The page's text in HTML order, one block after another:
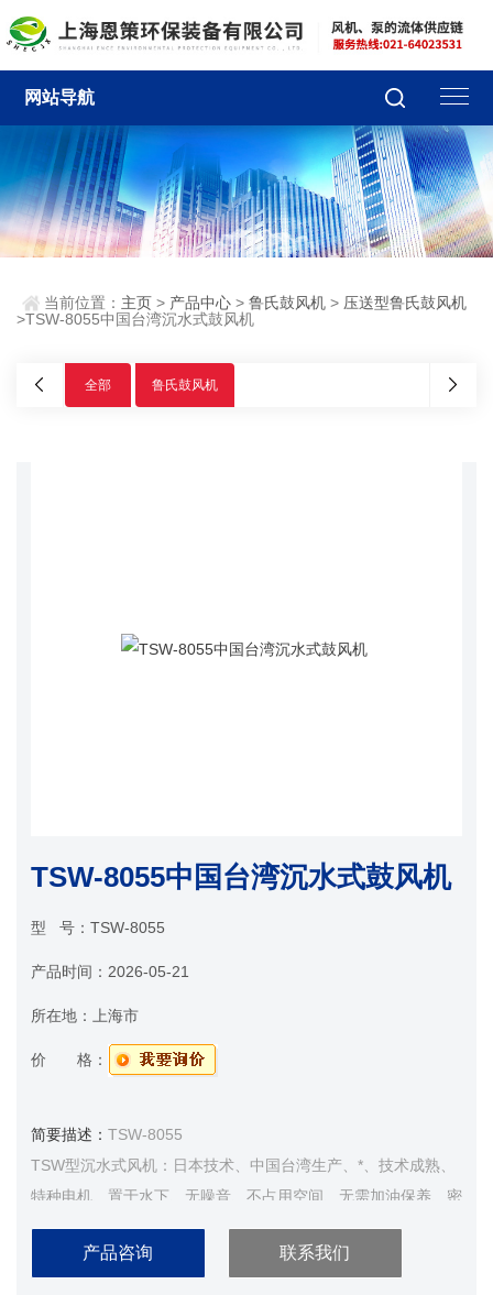
网站导航
当前位置： 主页 > 产品中心 >鲁氏鼓风机 > 压送型鲁氏鼓风机
>TSW-8055中国台湾沉水式鼓风机
全部 鲁氏鼓风机
TSW-8055中国台湾沉水式鼓风机
型 号： TSW-8055
产品时间： 2026-05-21
所在地： 上海市
价 格：
简要描述： TSW-8055
TSW型沉水式风机：日本技术、中国台湾生产、*、技术成熟、
特种电机、置于水下、无噪音、不占用空间、无需加油保养、密
封性强
Z大风压： 4000 mmaq Z大风量：5.87 m3/min
产品咨询 联系我们